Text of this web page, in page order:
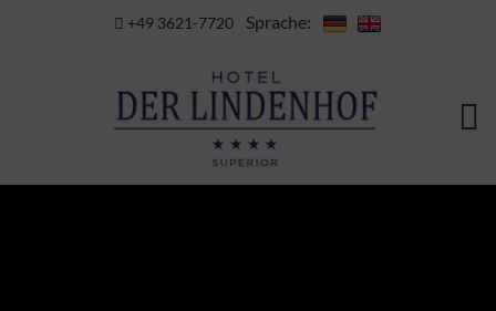
+49 3621-7720 Sprache: